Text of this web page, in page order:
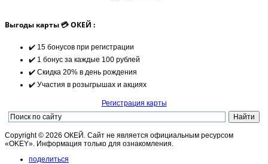
Выгоды карты 💳 ОКЕЙ :
✔️ 15 бонусов при регистрации
✔️ 1 бонус за каждые 100 рублей
✔️ Скидка 20% в день рождения
✔️ Участия в розыгрышах и акциях
Регистрация карты
Copyright © 2026 ОКЕЙ. Сайт не является официальным ресурсом
«OKEY». Информация только для ознакомления.
поделиться